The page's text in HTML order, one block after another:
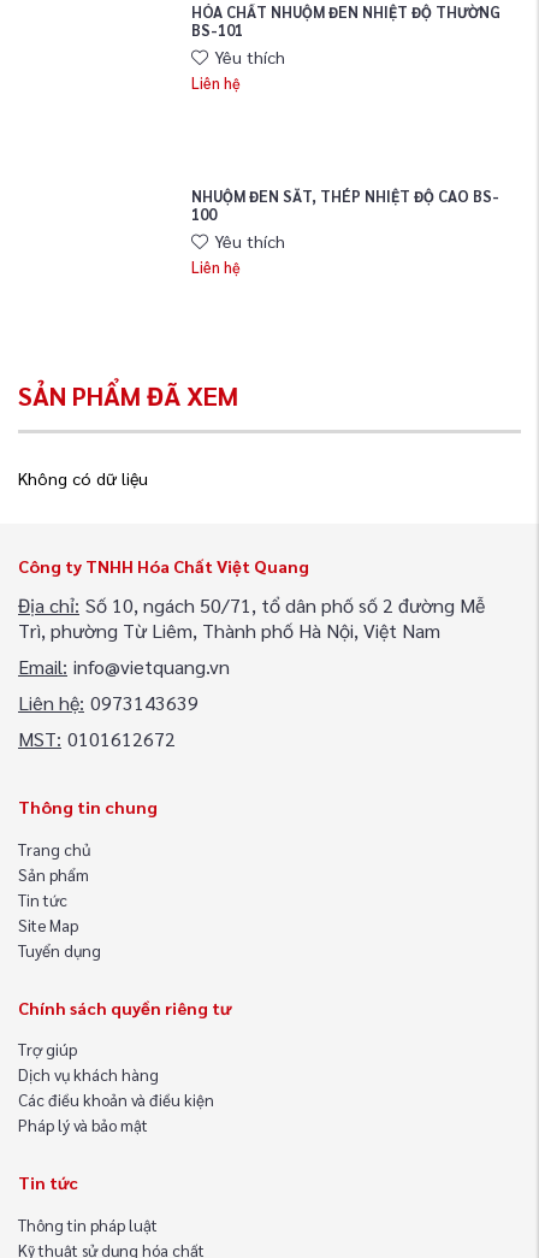
HÓA CHẤT NHUỘM ĐEN NHIỆT ĐỘ THƯỜNG
BS-101
Yêu thích
Liên hệ
NHUỘM ĐEN SẮT, THÉP NHIỆT ĐỘ CAO BS-
100
Yêu thích
Liên hệ
SẢN PHẨM ĐÃ XEM
Không có dữ liệu
Công ty TNHH Hóa Chất Việt Quang
Địa chỉ: Số 10, ngách 50/71, tổ dân phố số 2 đường Mễ
Trì, phường Từ Liêm, Thành phố Hà Nội, Việt Nam
Email: info@vietquang.vn
Liên hệ: 0973143639
MST: 0101612672
Thông tin chung
Trang chủ
Sản phẩm
Tin tức
Site Map
Tuyển dụng
Chính sách quyền riêng tư
Trợ giúp
Dịch vụ khách hàng
Các điều khoản và điều kiện
Pháp lý và bảo mật
Tin tức
Thông tin pháp luật
Kỹ thuật sử dụng hóa chất